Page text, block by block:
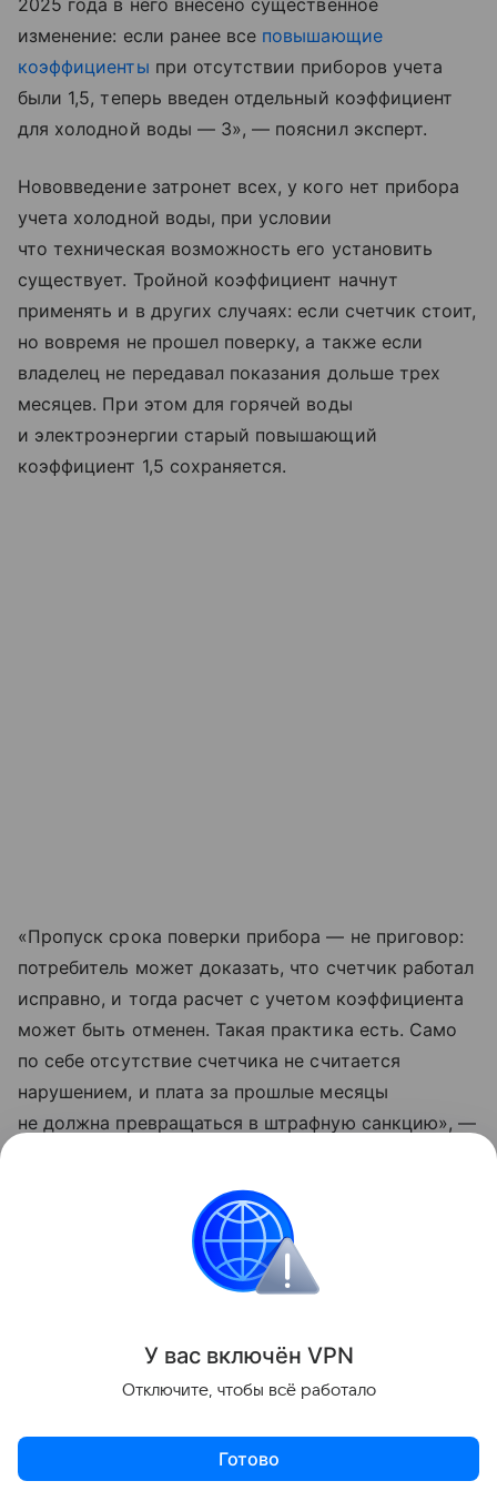
2025 года в него внесено существенное
изменение: если ранее все повышающие
коэффициенты при отсутствии приборов учета
были 1,5, теперь введен отдельный коэффициент
для холодной воды — 3», — пояснил эксперт.
Нововведение затронет всех, у кого нет прибора
учета холодной воды, при условии
что техническая возможность его установить
существует. Тройной коэффициент начнут
применять и в других случаях: если счетчик стоит,
но вовремя не прошел поверку, а также если
владелец не передавал показания дольше трех
месяцев. При этом для горячей воды
и электроэнергии старый повышающий
коэффициент 1,5 сохраняется.
«Пропуск срока поверки прибора — не приговор:
потребитель может доказать, что счетчик работал
исправно, и тогда расчет с учетом коэффициента
может быть отменен. Такая практика есть. Само
по себе отсутствие счетчика не считается
нарушением, и плата за прошлые месяцы
не должна превращаться в штрафную санкцию», —
Данная информация носит исключительно
информационный (ознакомительный) характер
и не является индивидуальной инвестиционной
У вас включён VPN
Отключите, чтобы всё работало
Готово